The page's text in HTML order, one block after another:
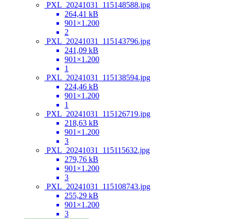
PXL_20241031_115148588.jpg
264,41 kB
901×1.200
2
PXL_20241031_115143796.jpg
241,09 kB
901×1.200
1
PXL_20241031_115138594.jpg
224,46 kB
901×1.200
1
PXL_20241031_115126719.jpg
218,63 kB
901×1.200
3
PXL_20241031_115115632.jpg
279,76 kB
901×1.200
3
PXL_20241031_115108743.jpg
255,29 kB
901×1.200
3